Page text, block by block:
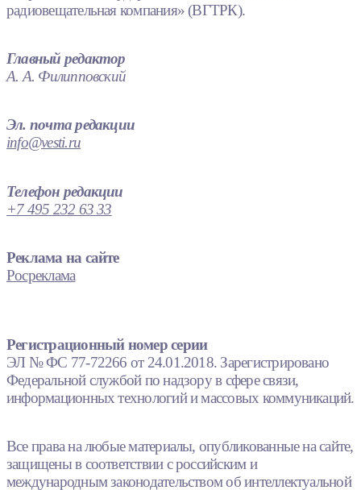
радиовещательная компания» (ВГТРК).
Главный редактор
А. А. Филипповский
Эл. почта редакции
info@vesti.ru
Телефон редакции
+7 495 232 63 33
Реклама на сайте
Росреклама
Регистрационный номер серии
ЭЛ № ФС 77-72266 от 24.01.2018. Зарегистрировано
Федеральной службой по надзору в сфере связи,
информационных технологий и массовых коммуникаций.
Все права на любые материалы, опубликованные на сайте,
защищены в соответствии с российским и
международным законодательством об интеллектуальной